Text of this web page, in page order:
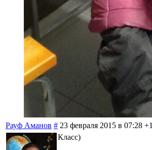
Рауф Аманов # 23 февраля 2015 в 07:28 +1
Класс)